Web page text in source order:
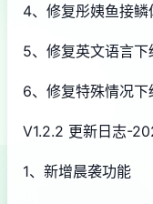
4、修复彤姨鱼接
5、修复英文语言
6、修复特殊情况
V1.2.2 更新日志-
1、新增晨袭功能